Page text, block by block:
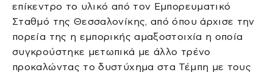
επίκεντρο το υλικό από τον Εμπορευματικό
Σταθμό της Θεσσαλονίκης, από όπου άρχισε την
πορεία της η εμπορικής αμαξοστοιχία η οποία
συγκρούστηκε μετωπικά με άλλο τρένο
προκαλώντας το δυστύχημα στα Τέμπη με τους